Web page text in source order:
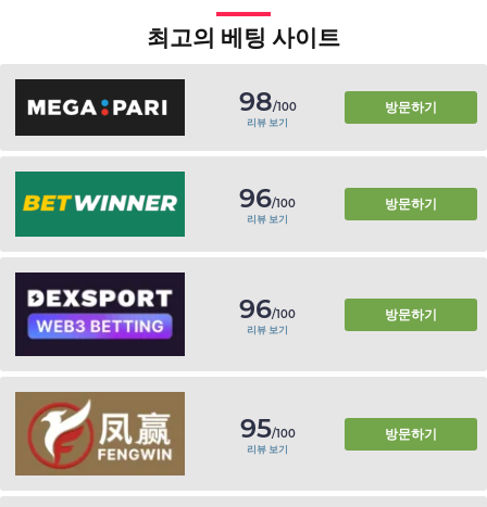
최고의 베팅 사이트
98/100
리뷰 보기
방문하기
96/100
리뷰 보기
방문하기
96/100
리뷰 보기
방문하기
95/100
리뷰 보기
방문하기